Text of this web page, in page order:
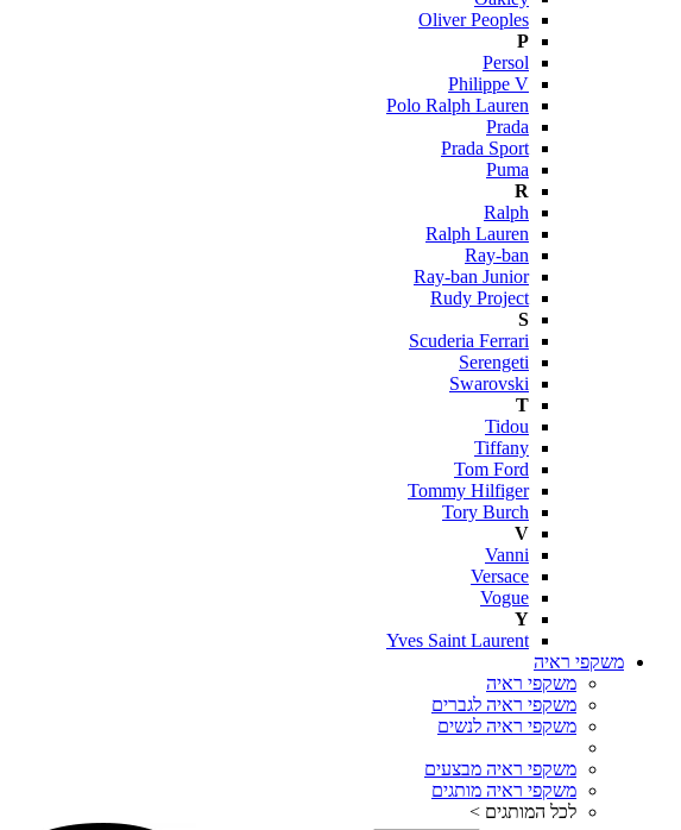
Oliver Peoples
P
Persol
Philippe V
Polo Ralph Lauren
Prada
Prada Sport
Puma
R
Ralph
Ralph Lauren
Ray-ban
Ray-ban Junior
Rudy Project
S
Scuderia Ferrari
Serengeti
Swarovski
T
Tidou
Tiffany
Tom Ford
Tommy Hilfiger
Tory Burch
V
Vanni
Versace
Vogue
Y
Yves Saint Laurent
משקפי ראיה
משקפי ראיה
משקפי ראיה לגברים
משקפי ראיה לנשים
משקפי ראיה מבצעים
משקפי ראיה מותגים
לכל המותגים >